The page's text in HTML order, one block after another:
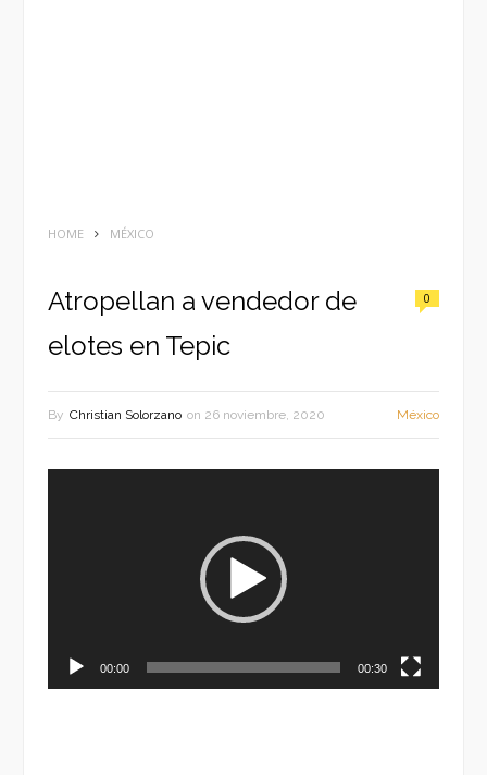
HOME MÉXICO
Atropellan a vendedor de
elotes en Tepic
0
By Christian Solorzano on 26 noviembre, 2020 México
00:00 00:30